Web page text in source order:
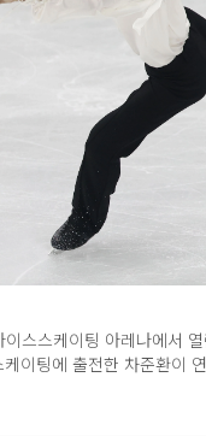
스스케이팅 아레나에서
이팅에 출전한 차준환이